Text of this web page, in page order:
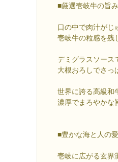
■厳選壱岐牛の旨
口の中で肉汁がじ
壱岐牛の粒感を残
デミグラスソース
大根おろしでさっ
世界に誇る高級和
濃厚でまろやかな
■豊かな海と人の
壱岐に広がる玄界